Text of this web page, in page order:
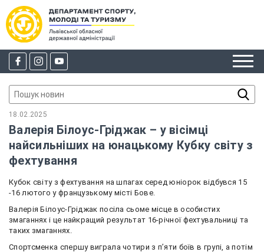
18.02.2025
Валерія Білоус-Гріджак – у вісімці
найсильніших на юнацькому Кубку світу з
фехтування
Кубок світу з фехтування на шпагах серед юніорок відбувся 15
-16 лютого у французькому місті Бове.
Валерія Білоус-Гріджак посіла сьоме місце в особистих
змаганнях і це найкращий результат 16-річної фехтувальниці та
таких змаганнях.
Спортсменка спершу виграла чотири з п’яти боїв в групі, а потім